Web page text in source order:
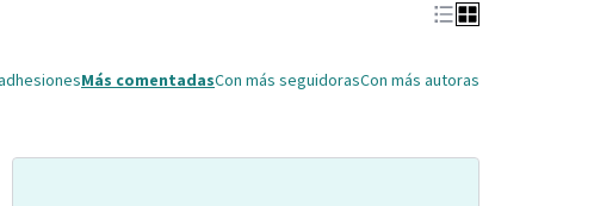
Más comentadasCon más seguidorasCon más autoras